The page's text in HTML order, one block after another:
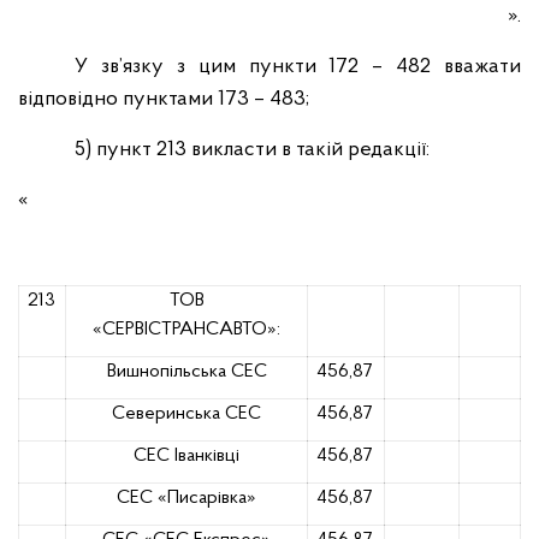
».
У зв’язку з цим пункти 172 – 482 вважати
відповідно пунктами 173 – 483;
5) пункт 213 викласти в такій редакції:
«
213
ТОВ
«СЕРВІСТРАНСАВТО»:
Вишнопільська СЕС 456,87
Северинська СЕС 456,87
СЕС Іванківці 456,87
СЕС «Писарівка» 456,87